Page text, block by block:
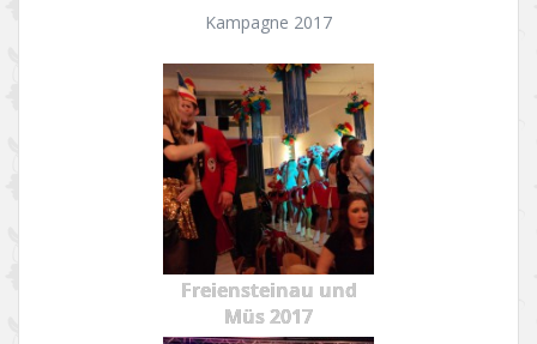
Kampagne 2017
Freiensteinau und
Müs 2017